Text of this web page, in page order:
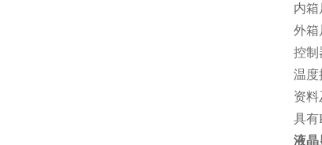
内箱
外箱
控制
温度
资料
具有
液晶